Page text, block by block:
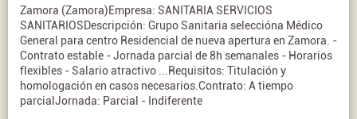
Zamora (Zamora)Empresa: SANITARIA SERVICIOS
SANITARIOSDescripción: Grupo Sanitaria seleccióna Médico
General para centro Residencial de nueva apertura en Zamora. -
Contrato estable - Jornada parcial de 8h semanales - Horarios
flexibles - Salario atractivo ...Requisitos: Titulación y
homologación en casos necesarios.Contrato: A tiempo
parcialJornada: Parcial - Indiferente